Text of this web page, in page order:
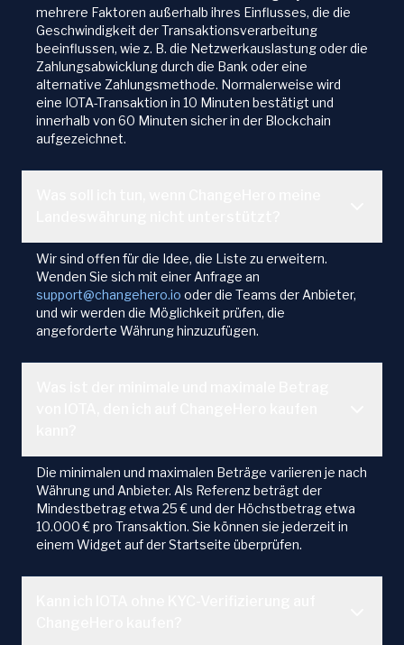
mehrere Faktoren außerhalb ihres Einflusses, die die
Geschwindigkeit der Transaktionsverarbeitung
beeinflussen, wie z. B. die Netzwerkauslastung oder die
Zahlungsabwicklung durch die Bank oder eine
alternative Zahlungsmethode. Normalerweise wird
eine IOTA-Transaktion in 10 Minuten bestätigt und
innerhalb von 60 Minuten sicher in der Blockchain
aufgezeichnet.
Wir sind offen für die Idee, die Liste zu erweitern.
Wenden Sie sich mit einer Anfrage an
support@changehero.io oder die Teams der Anbieter,
und wir werden die Möglichkeit prüfen, die
angeforderte Währung hinzuzufügen.
Die minimalen und maximalen Beträge variieren je nach
Währung und Anbieter. Als Referenz beträgt der
Mindestbetrag etwa 25 € und der Höchstbetrag etwa
10.000 € pro Transaktion. Sie können sie jederzeit in
einem Widget auf der Startseite überprüfen.